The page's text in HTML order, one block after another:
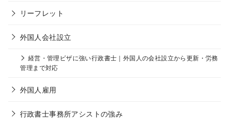
リーフレット
外国人会社設立
経営・管理ビザに強い行政書士｜外国人の会社設立から更新・労務
管理まで対応
外国人雇用
行政書士事務所アシストの強み